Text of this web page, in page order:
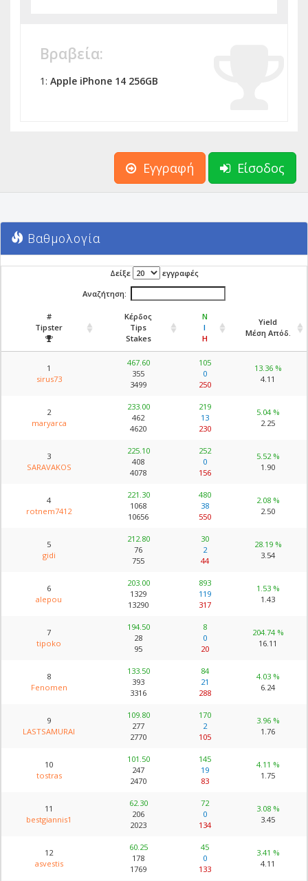
Βραβεία:
1: Apple iPhone 14 256GB
Εγγραφή Είσοδος
Βαθμολογία
Δείξε εγγραφές
Αναζήτηση:
#
Tipster
Κέρδος
Tips
Stakes
Ν
Ι
Η
Yield
Μέση Απόδ.
1
sirus73
467.60
355
3499
105
0
250
13.36 %
4.11
2
maryarca
233.00
462
4620
219
13
230
5.04 %
2.25
3
SARAVAKOS
225.10
408
4078
252
0
156
5.52 %
1.90
4
rotnem7412
221.30
1068
10656
480
38
550
2.08 %
2.50
5
gidi
212.80
76
755
30
2
44
28.19 %
3.54
6
alepou
203.00
1329
13290
893
119
317
1.53 %
1.43
7
tipoko
194.50
28
95
8
0
20
204.74 %
16.11
8
Fenomen
133.50
393
3316
84
21
288
4.03 %
6.24
9
LASTSAMURAI
109.80
277
2770
170
2
105
3.96 %
1.76
10
tostras
101.50
247
2470
145
19
83
4.11 %
1.75
11
bestgiannis1
62.30
206
2023
72
0
134
3.08 %
3.45
12
asvestis
60.25
178
1769
45
0
133
3.41 %
4.11